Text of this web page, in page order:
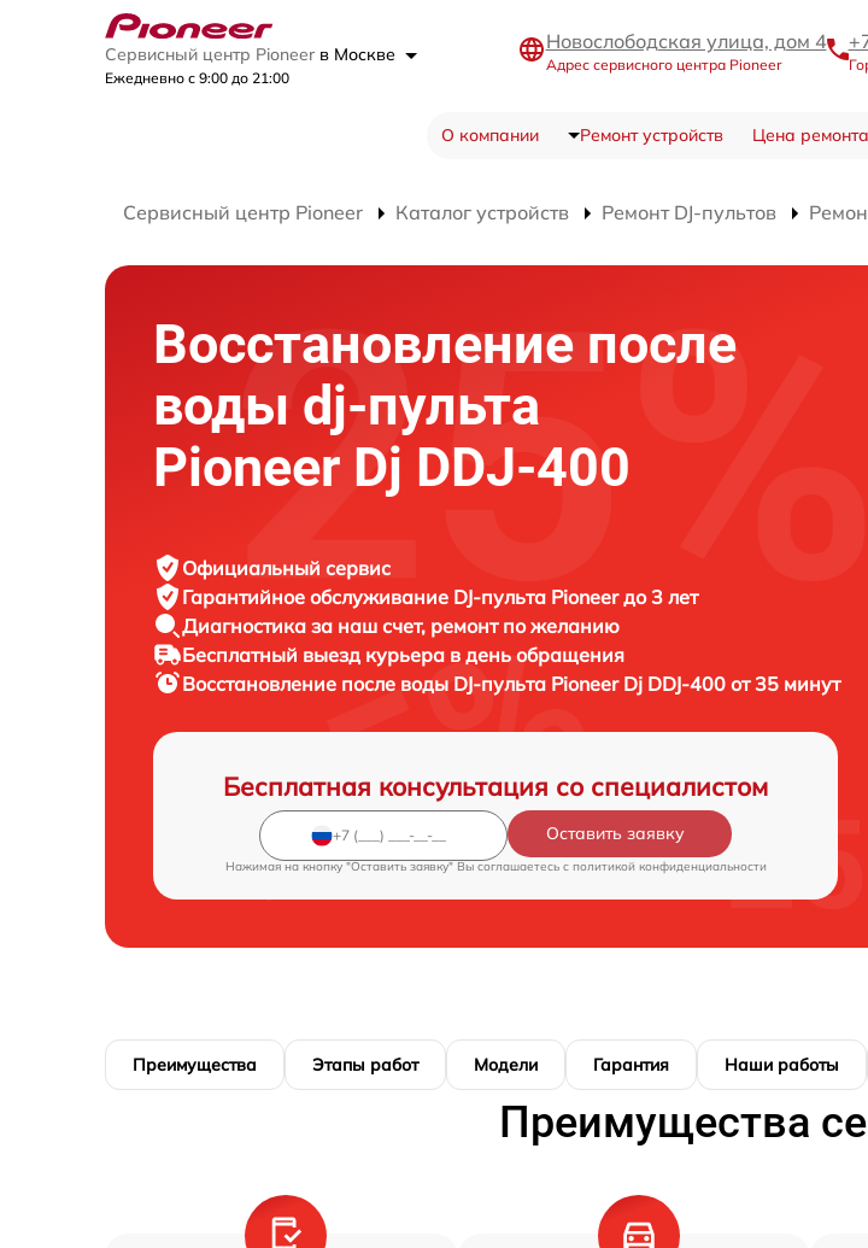
Сервисный центр Pioneer в Москве
Ежедневно с 9:00 до 21:00
Новослободская улица, дом 4
Адрес сервисного центра Pioneer
О компании Ремонт устройств Цена ремонта
Сервисный центр Pioneer Каталог устройств Ремонт DJ-пультов
Восстановление после
воды dj-пульта
Pioneer Dj DDJ-400
Официальный сервис
Гарантийное обслуживание DJ-пульта Pioneer до 3 лет
Диагностика за наш счет, ремонт по желанию
Бесплатный выезд курьера в день обращения
Восстановление после воды DJ-пульта Pioneer Dj DDJ-400 от 35 минут
Бесплатная консультация со специалистом
Оставить заявку
Нажимая на кнопку "Оставить заявку" Вы соглашаетесь c политикой конфиденциальности
Преимущества Этапы работ Модели Гарантия Наши работы
Преимущества